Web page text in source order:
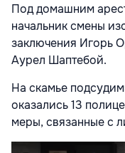
Под домашним
начальник смены
заключения Игорь
Аурел Шаптебой.
На скамье
оказались 13
меры, связанные с